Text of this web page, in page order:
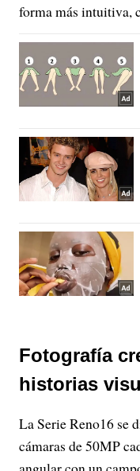
forma más intuitiva,
Fotografía
historias
La Serie Reno16 se
cámaras de 50MP